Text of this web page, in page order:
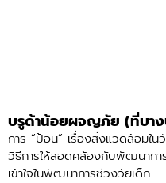
บรูด้าน้อยผจญภัย (ที่บาง
การ “ป้อน” เรื่องสิ่งแวดล้อมใ
วิธีการให้สอดคล้องกับพัฒนากา
เข้าใจในพัฒนาการช่วงวัยเด็ก